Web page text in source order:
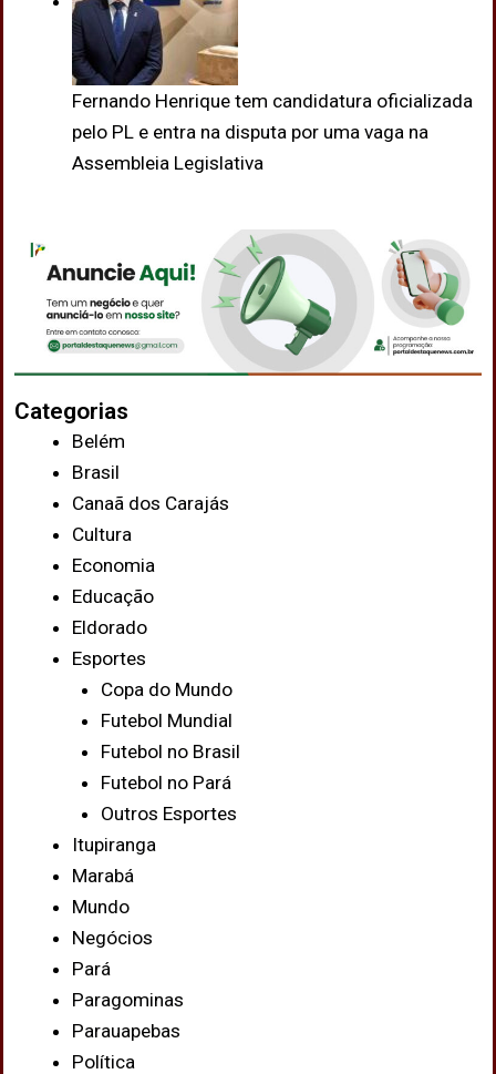
Fernando Henrique tem candidatura oficializada
pelo PL e entra na disputa por uma vaga na
Assembleia Legislativa
Categorias
Belém
Brasil
Canaã dos Carajás
Cultura
Economia
Educação
Eldorado
Esportes
Copa do Mundo
Futebol Mundial
Futebol no Brasil
Futebol no Pará
Outros Esportes
Itupiranga
Marabá
Mundo
Negócios
Pará
Paragominas
Parauapebas
Política